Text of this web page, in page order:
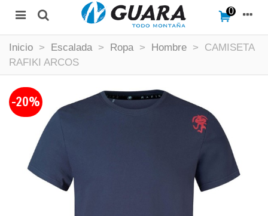
0
Inicio > Escalada > Ropa > Hombre >
CAMISETA
RAFIKI ARCOS
-20%